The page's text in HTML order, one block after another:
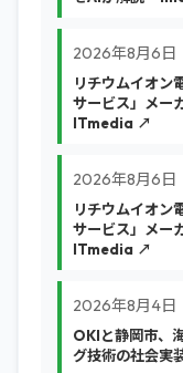
2026年8月6日
リチウムイオン
サービス」メー
ITmedia ↗
2026年8月6日
リチウムイオン
サービス」メー
ITmedia ↗
2026年8月4日
OKIと静岡市、
グ技術の社会